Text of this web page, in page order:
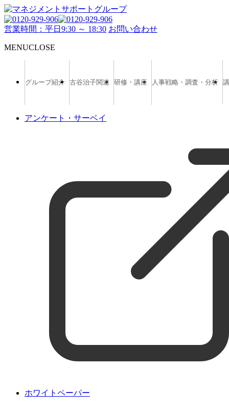
営業時間：平日9:30 ～ 18:30 お問い合わせ
MENUCLOSE
グループ紹介 古谷治子関連 研修・講座 人事戦略・調査・分析
アンケート・サーベイ
ホワイトペーパー